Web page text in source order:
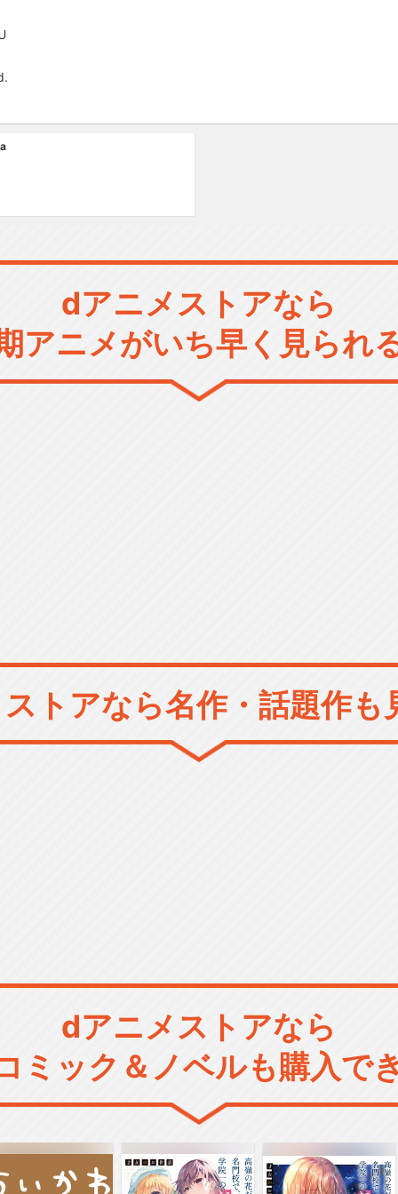
dアニメストアなら
アニメがいち早く見られ
トアなら名作・話題作も
dアニメストアなら
ミック＆ノベルも購入で